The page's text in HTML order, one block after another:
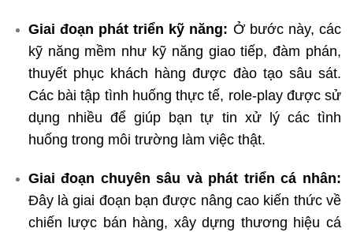
Giai đoạn phát triển kỹ năng: Ở bước này, các
kỹ năng mềm như kỹ năng giao tiếp, đàm phán,
thuyết phục khách hàng được đào tạo sâu sát.
Các bài tập tình huống thực tế, role-play được sử
dụng nhiều để giúp bạn tự tin xử lý các tình
huống trong môi trường làm việc thật.
Giai đoạn chuyên sâu và phát triển cá nhân:
Đây là giai đoạn bạn được nâng cao kiến thức về
chiến lược bán hàng, xây dựng thương hiệu cá